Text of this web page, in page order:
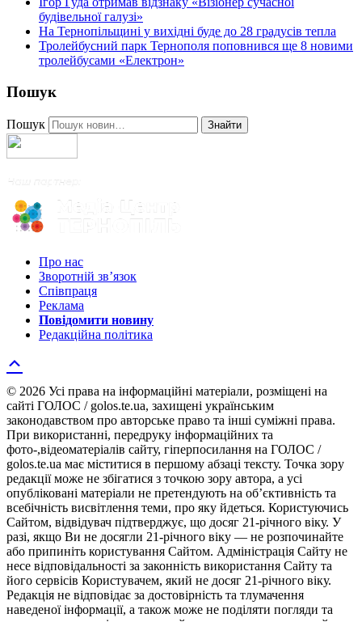
будівельної галузі»
На Тернопільщині у вихідні буде до 28 градусів тепла
Тролейбусний парк Тернополя поповнився ще 8 новими
тролейбусами «Електрон»
Пошук
Пошук Знайти
Про нас
Зворотній зв’язок
Співпраця
Реклама
Повідомити новину
Редакційна політика
© 2026 Усі права на інформаційні матеріали, розміщені на
сайті ГОЛОС / golos.te.ua, захищені українським
законодавством про авторське право та інші суміжні права.
При використанні, передруку інформаційних та
фото-,відеоматеріалів сайту, гіперпосилання на ГОЛОС /
golos.te.ua має міститися в першому абзаці тексту. Точка зору
редакції може не збігатися з точкою зору автора, а усі
опубліковані матеріали не претендують на об’єктивність та
всебічність висвітлення теми, про яку йдеться. Користуючись
Сайтом, відвідувач підтверджує, що досяг 21-річного віку. У
разі, якщо Ви не досягли 21-річного віку — не розпочинайте
або припиніть користування Сайтом. Адміністрація Сайту не
несе відповідальності за законність використання Сайту та
його сервісів Користувачем, який не досяг 21-річного віку.
Редакція не відповідає за достовірність та тлумачення
наведеної інформації, а також може не поділяти погляди та